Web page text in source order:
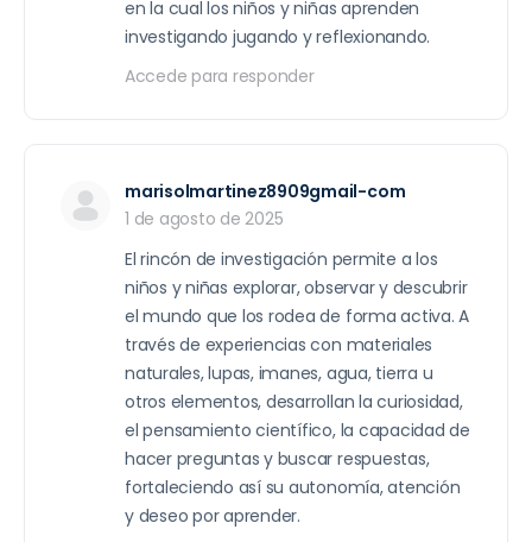
en la cual los niños y niñas aprenden
investigando jugando y reflexionando.
Accede para responder
marisolmartinez8909gmail-com
1 de agosto de 2025
El rincón de investigación permite a los
niños y niñas explorar, observar y descubrir
el mundo que los rodea de forma activa. A
través de experiencias con materiales
naturales, lupas, imanes, agua, tierra u
otros elementos, desarrollan la curiosidad,
el pensamiento científico, la capacidad de
hacer preguntas y buscar respuestas,
fortaleciendo así su autonomía, atención
y deseo por aprender.